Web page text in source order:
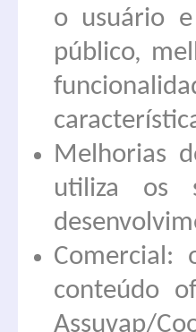
o usuário
público,
Melhorias
utiliza os
Comercial:
conteúdo
Assuvap/